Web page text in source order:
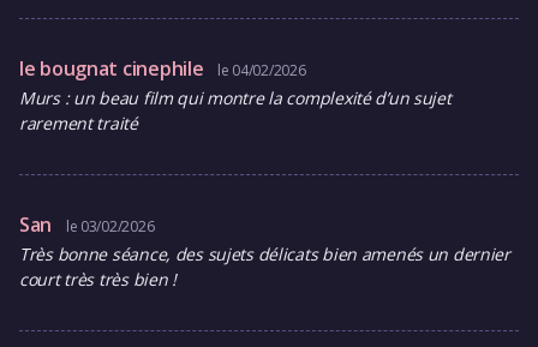
le bougnat cinephile le 04/02/2026
Murs : un beau film qui montre la complexité d’un sujet
rarement traité
San le 03/02/2026
Très bonne séance, des sujets délicats bien amenés un dernier
court très très bien !